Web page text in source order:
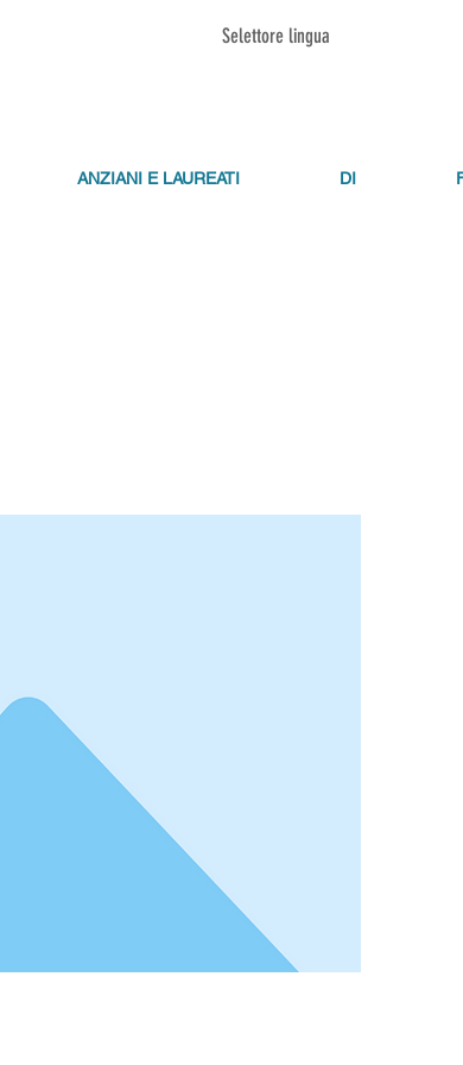
Selettore lingua
ANZIANI E LAUREATI DI